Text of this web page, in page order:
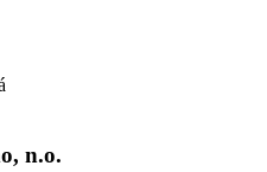
n.o.